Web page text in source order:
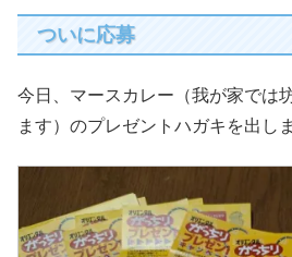
ついに応募
今日、マースカレー（我が家では
ます）のプレゼントハガキを出し